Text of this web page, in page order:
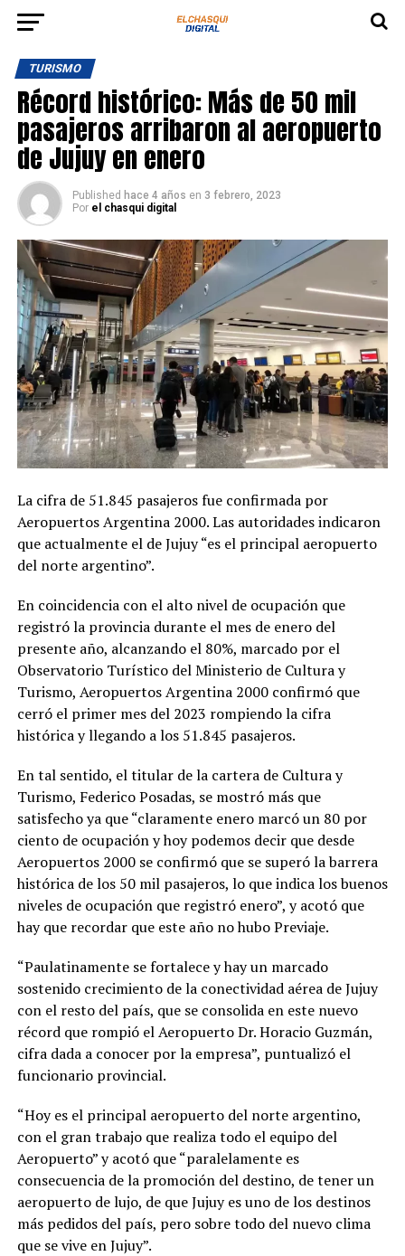
TURISMO
Récord histórico: Más de 50 mil
pasajeros arribaron al aeropuerto
de Jujuy en enero
Published hace 4 años en 3 febrero, 2023
Por el chasqui digital
La cifra de 51.845 pasajeros fue confirmada por
Aeropuertos Argentina 2000. Las autoridades indicaron
que actualmente el de Jujuy “es el principal aeropuerto
del norte argentino”.
En coincidencia con el alto nivel de ocupación que
registró la provincia durante el mes de enero del
presente año, alcanzando el 80%, marcado por el
Observatorio Turístico del Ministerio de Cultura y
Turismo, Aeropuertos Argentina 2000 confirmó que
cerró el primer mes del 2023 rompiendo la cifra
histórica y llegando a los 51.845 pasajeros.
En tal sentido, el titular de la cartera de Cultura y
Turismo, Federico Posadas, se mostró más que
satisfecho ya que “claramente enero marcó un 80 por
ciento de ocupación y hoy podemos decir que desde
Aeropuertos 2000 se confirmó que se superó la barrera
histórica de los 50 mil pasajeros, lo que indica los buenos
niveles de ocupación que registró enero”, y acotó que
hay que recordar que este año no hubo Previaje.
“Paulatinamente se fortalece y hay un marcado
sostenido crecimiento de la conectividad aérea de Jujuy
con el resto del país, que se consolida en este nuevo
récord que rompió el Aeropuerto Dr. Horacio Guzmán,
cifra dada a conocer por la empresa”, puntualizó el
funcionario provincial.
“Hoy es el principal aeropuerto del norte argentino,
con el gran trabajo que realiza todo el equipo del
Aeropuerto” y acotó que “paralelamente es
consecuencia de la promoción del destino, de tener un
aeropuerto de lujo, de que Jujuy es uno de los destinos
más pedidos del país, pero sobre todo del nuevo clima
que se vive en Jujuy”.